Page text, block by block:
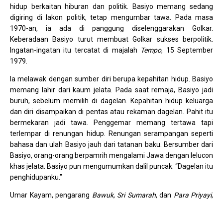
hidup berkaitan hiburan dan politik. Basiyo memang sedang
digiring di lakon politik, tetap mengumbar tawa. Pada masa
1970-an, ia ada di panggung diselenggarakan Golkar.
Keberadaan Basiyo turut membuat Golkar sukses berpolitik.
Ingatan-ingatan itu tercatat di majalah Tempo, 15 September
1979.
Ia melawak dengan sumber diri berupa kepahitan hidup. Basiyo
memang lahir dari kaum jelata. Pada saat remaja, Basiyo jadi
buruh, sebelum memilih di dagelan. Kepahitan hidup keluarga
dan diri disampaikan di pentas atau rekaman dagelan. Pahit itu
bermekaran jadi tawa. Penggemar memang tertawa tapi
terlempar di renungan hidup. Renungan serampangan seperti
bahasa dan ulah Basiyo jauh dari tatanan baku. Bersumber dari
Basiyo, orang-orang berpamrih mengalami Jawa dengan lelucon
khas jelata. Basiyo pun mengumumkan dalil puncak: “Dagelan itu
penghidupanku.”
Umar Kayam, pengarang Bawuk, Sri Sumarah, dan Para Priyayi,